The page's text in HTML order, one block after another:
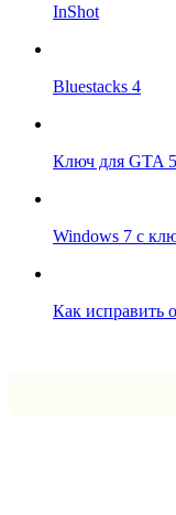
InShot
Bluestacks 4
Ключ для GTA 5
Windows 7 с
Как исправить